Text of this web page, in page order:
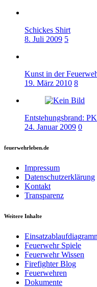
Schickes Shirt
8. Juli 2009 5
Kunst in der
19. März 2010 8
Entstehungsbrand:
24. Januar 2009 0
feuerwehrleben.de
Impressum
Datenschutzerklärung
Kontakt
Transparenz
Weitere Inhalte
Feuerwehr Spiele
Feuerwehr Wissen
Firefighter Blog
Feuerwehren
Dokumente